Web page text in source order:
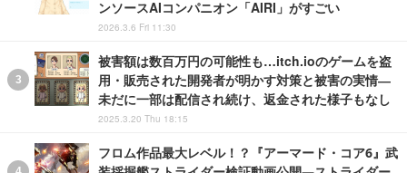
ンソースAIコンパニオン「AIRI」がすごい
2026.3.6 Fri 11:30
被害額は数百万円の可能性も…itch.ioのゲームを盗
用・販売された開発者が明かす対策と被害の実情―
未だに一部は配信され続け、返金された様子もなし
2025.3.20 Thu 18:15
フロム作品最大レベル！？『アーマード・コア6』武